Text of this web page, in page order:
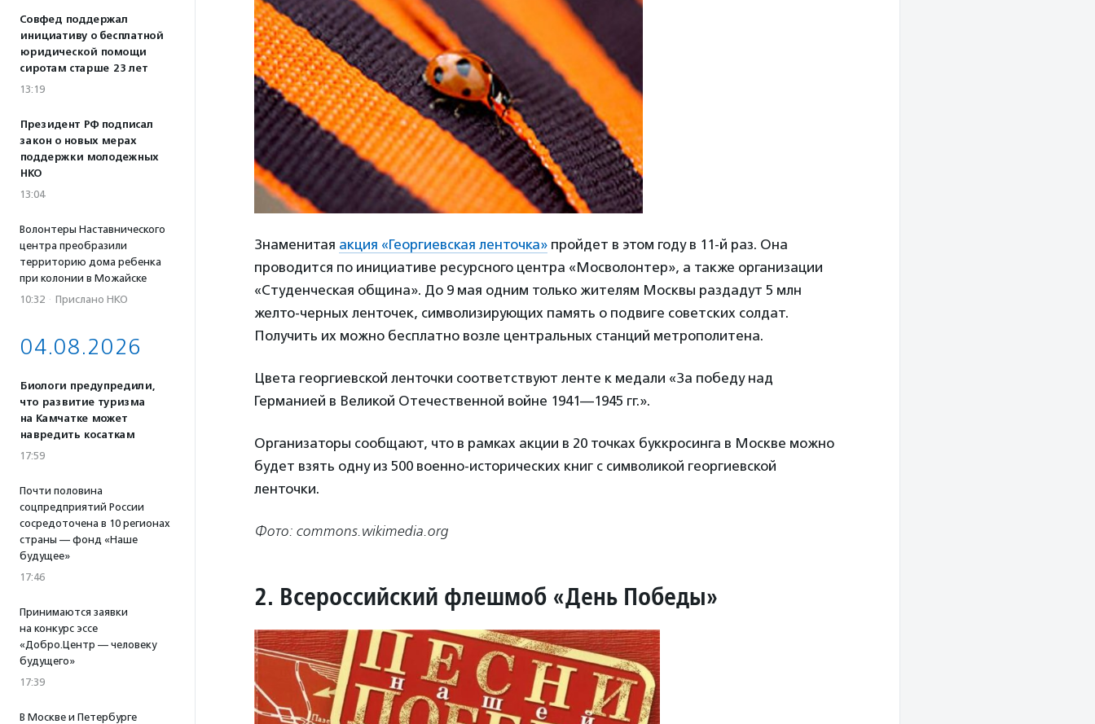
Совфед поддержал
инициативу о бесплатной
юридической помощи
сиротам старше 23 лет
13:19
Президент РФ подписал
закон о новых мерах
поддержки молодежных
НКО
13:04
Волонтеры Наставнического
центра преобразили
территорию дома ребенка
при колонии в Можайске
10:32 · Прислано НКО
04.08.2026
Биологи предупредили,
что развитие туризма
на Камчатке может
навредить косаткам
17:59
Почти половина
соцпредприятий России
сосредоточена в 10 регионах
страны — фонд «Наше
будущее»
17:46
Принимаются заявки
на конкурс эссе
«Добро.Центр — человеку
будущего»
17:39
В Москве и Петербурге
Знаменитая акция «Георгиевская ленточка» пройдет в этом году в 11-й раз. Она
проводится по инициативе ресурсного центра «Мосволонтер», а также организации
«Студенческая община». До 9 мая одним только жителям Москвы раздадут 5 млн
желто-черных ленточек, символизирующих память о подвиге советских солдат.
Получить их можно бесплатно возле центральных станций метрополитена.
Цвета георгиевской ленточки соответствуют ленте к медали «За победу над
Германией в Великой Отечественной войне 1941—1945 гг.».
Организаторы сообщают, что в рамках акции в 20 точках буккросинга в Москве можно
будет взять одну из 500 военно-исторических книг с символикой георгиевской
ленточки.
Фото: commons.wikimedia.org
2. Всероссийский флешмоб «День Победы»